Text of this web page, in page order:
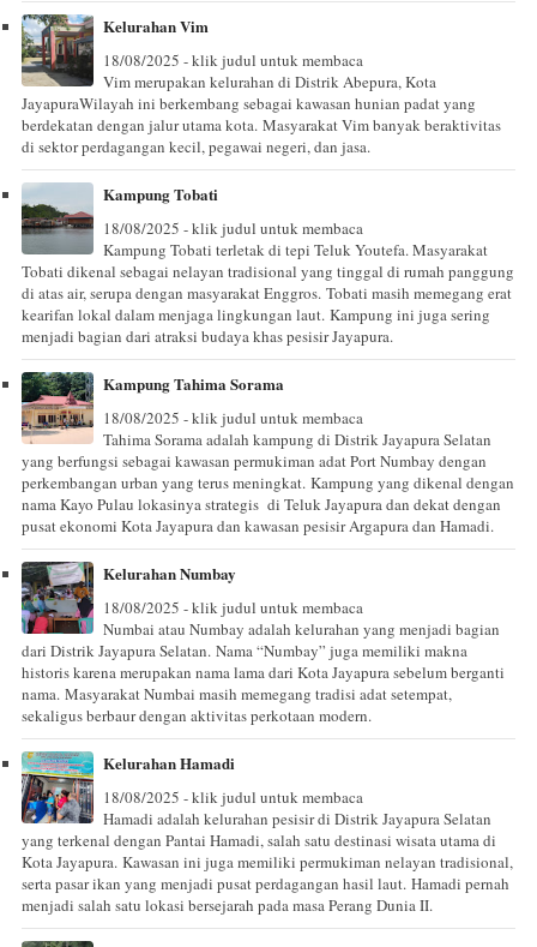
Kelurahan Vim
18/08/2025 - klik judul untuk membaca
Vim merupakan kelurahan di Distrik Abepura, Kota
JayapuraWilayah ini berkembang sebagai kawasan hunian padat yang
berdekatan dengan jalur utama kota. Masyarakat Vim banyak beraktivitas
di sektor perdagangan kecil, pegawai negeri, dan jasa.
Kampung Tobati
18/08/2025 - klik judul untuk membaca
Kampung Tobati terletak di tepi Teluk Youtefa. Masyarakat
Tobati dikenal sebagai nelayan tradisional yang tinggal di rumah panggung
di atas air, serupa dengan masyarakat Enggros. Tobati masih memegang erat
kearifan lokal dalam menjaga lingkungan laut. Kampung ini juga sering
menjadi bagian dari atraksi budaya khas pesisir Jayapura.
Kampung Tahima Sorama
18/08/2025 - klik judul untuk membaca
Tahima Sorama adalah kampung di Distrik Jayapura Selatan
yang berfungsi sebagai kawasan permukiman adat Port Numbay dengan
perkembangan urban yang terus meningkat. Kampung yang dikenal dengan
nama Kayo Pulau lokasinya strategis di Teluk Jayapura dan dekat dengan
pusat ekonomi Kota Jayapura dan kawasan pesisir Argapura dan Hamadi.
Kelurahan Numbay
18/08/2025 - klik judul untuk membaca
Numbai atau Numbay adalah kelurahan yang menjadi bagian
dari Distrik Jayapura Selatan. Nama “Numbay” juga memiliki makna
historis karena merupakan nama lama dari Kota Jayapura sebelum berganti
nama. Masyarakat Numbai masih memegang tradisi adat setempat,
sekaligus berbaur dengan aktivitas perkotaan modern.
Kelurahan Hamadi
18/08/2025 - klik judul untuk membaca
Hamadi adalah kelurahan pesisir di Distrik Jayapura Selatan
yang terkenal dengan Pantai Hamadi, salah satu destinasi wisata utama di
Kota Jayapura. Kawasan ini juga memiliki permukiman nelayan tradisional,
serta pasar ikan yang menjadi pusat perdagangan hasil laut. Hamadi pernah
menjadi salah satu lokasi bersejarah pada masa Perang Dunia II.